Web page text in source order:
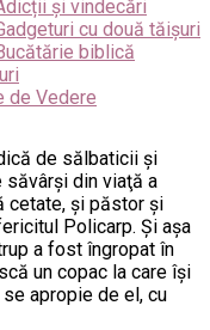
și vindecări
cu două tăișuri
biblică
de Vedere
de sălbaticii şi
săvârşi din viaţă a
cetate, şi păstor şi
Policarp. Şi aşa
a fost îngropat în
un copac la care îşi
apropie de el, cu